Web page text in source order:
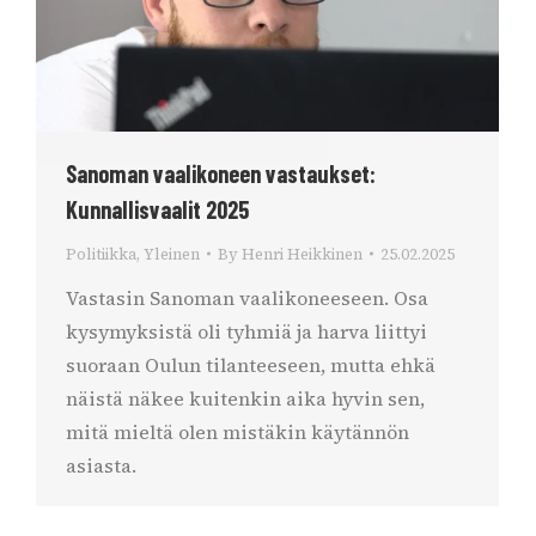
Sanoman vaalikoneen vastaukset:
Kunnallisvaalit 2025
Politiikka, Yleinen By Henri Heikkinen 25.02.2025
Vastasin Sanoman vaalikoneeseen. Osa
kysymyksistä oli tyhmiä ja harva liittyi
suoraan Oulun tilanteeseen, mutta ehkä
näistä näkee kuitenkin aika hyvin sen,
mitä mieltä olen mistäkin käytännön
asiasta.